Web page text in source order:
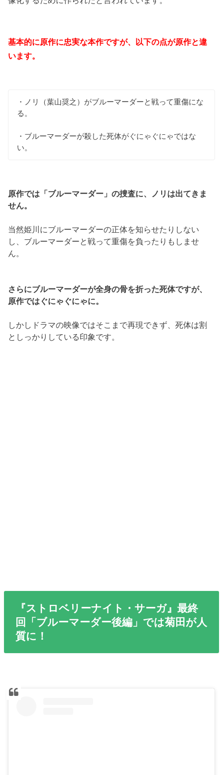
基本的に原作に忠実な本作ですが、以下の点が原作と違
います。
・ノリ（葉山奨之）がブルーマーダーと戦って重傷にな
る。
・ブルーマーダーが殺した死体がぐにゃぐにゃではな
い。
原作では「ブルーマーダー」の捜査に、ノリは出てきま
せん。
当然姫川にブルーマーダーの正体を知らせたりしない
し、ブルーマーダーと戦って重傷を負ったりもしませ
ん。
さらにブルーマーダーが全身の骨を折った死体ですが、
原作ではぐにゃぐにゃに。
しかしドラマの映像ではそこまで再現できず、死体は割
としっかりしている印象です。
『ストロベリーナイト・サーガ』最終
回「ブルーマーダー後編」では菊田が人
質に！